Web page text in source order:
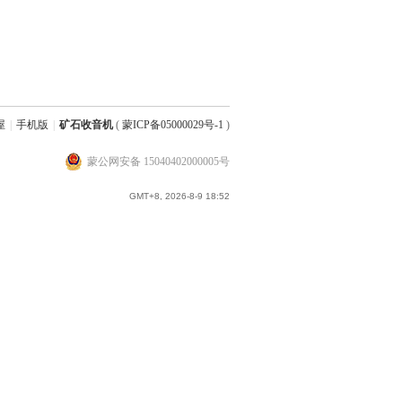
手机版 矿石收音机( 蒙ICP备05000029号-1 )
蒙公网安备 15040402000005号
GMT+8, 2026-8-9 18:52